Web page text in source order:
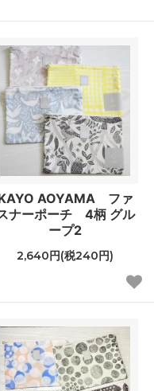
AOYAMA ファ
ナーポーチ 4柄 グル
ープ2
2,640円(税240円)